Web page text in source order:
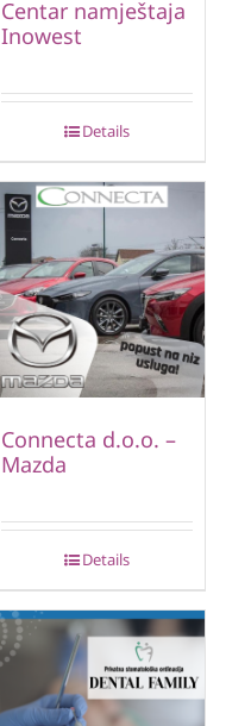
Centar namještaja
Inowest
Details
Connecta d.o.o. –
Mazda
Details